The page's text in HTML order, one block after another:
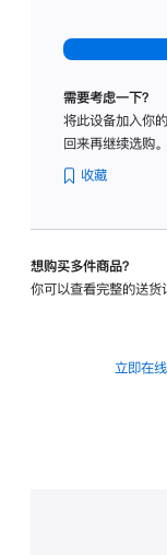
需要考虑一下？
将此设备加入你
回来再继续选购。
收藏
想购买多件商品？
你可以查看完整的送货
立即在